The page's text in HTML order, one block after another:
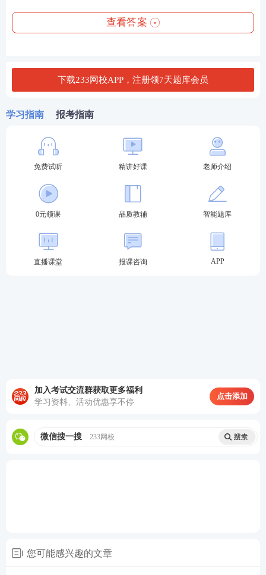
查看答案
下载233网校APP，注册领7天题库会员
学习指南 报考指南
免费试听 精讲好课 老师介绍
0元领课 品质教辅 智能题库
直播课堂 报课咨询 APP
加入考试交流群获取更多福利
学习资料、活动优惠享不停
点击添加
微信搜一搜 233网校
您可能感兴趣的文章